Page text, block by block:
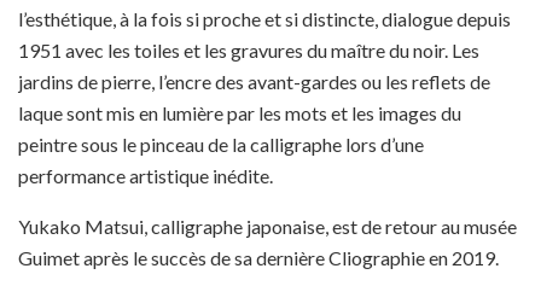
l’esthétique, à la fois si proche et si distincte, dialogue depuis
1951 avec les toiles et les gravures du maître du noir. Les
jardins de pierre, l’encre des avant-gardes ou les reflets de
laque sont mis en lumière par les mots et les images du
peintre sous le pinceau de la calligraphe lors d’une
performance artistique inédite.
Yukako Matsui, calligraphe japonaise, est de retour au musée
Guimet après le succès de sa dernière Cliographie en 2019.